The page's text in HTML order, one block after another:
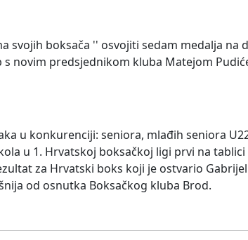
svojih boksača '' osvojiti sedam medalja na
novim predsjednikom kluba Matejom
u konkurenciji: seniora, mlađih seniora
u 1. Hrvatskoj boksačkoj ligi prvi na
za Hrvatski boks koji je ostvario
od osnutka Boksačkog kluba Brod.